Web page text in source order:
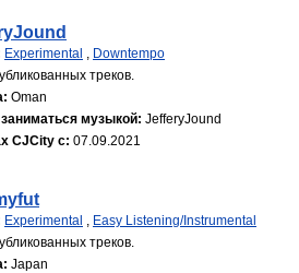
Experimental , Downtempo
треков.
Oman
музыкой: JefferyJound
CJCity с: 07.09.2021
Experimental , Easy Listening/Instrumental
треков.
Japan